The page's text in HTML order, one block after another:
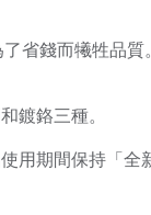
省錢而犧牲品質
鍍鉻三種。
用期間保持「全